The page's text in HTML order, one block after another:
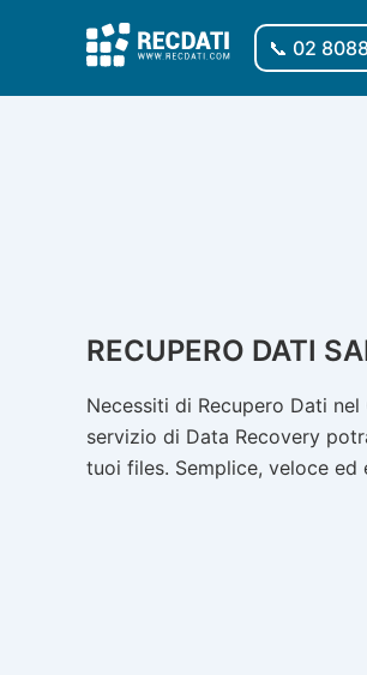
📞 02
RECUPERO DATI
Necessiti di Recupero Dati
servizio di Data Recovery
tuoi files. Semplice, veloce ed